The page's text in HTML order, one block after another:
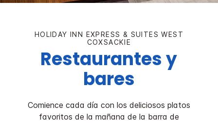
HOLIDAY INN EXPRESS & SUITES WEST
COXSACKIE
Restaurantes y
bares
Comience cada día con los deliciosos platos
favoritos de la mañana de la barra de